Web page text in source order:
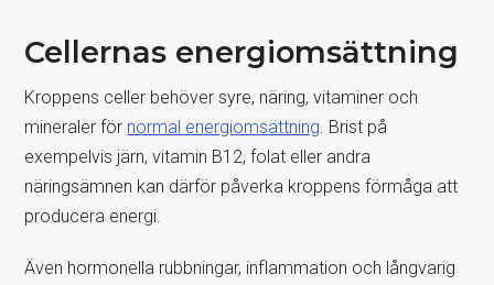
Cellernas energiomsättning
Kroppens celler behöver syre, näring, vitaminer och
mineraler för normal energiomsättning . Brist på
exempelvis järn, vitamin B12, folat eller andra
näringsämnen kan därför påverka kroppens förmåga att
producera energi.
Även hormonella rubbningar, inflammation och långvarig